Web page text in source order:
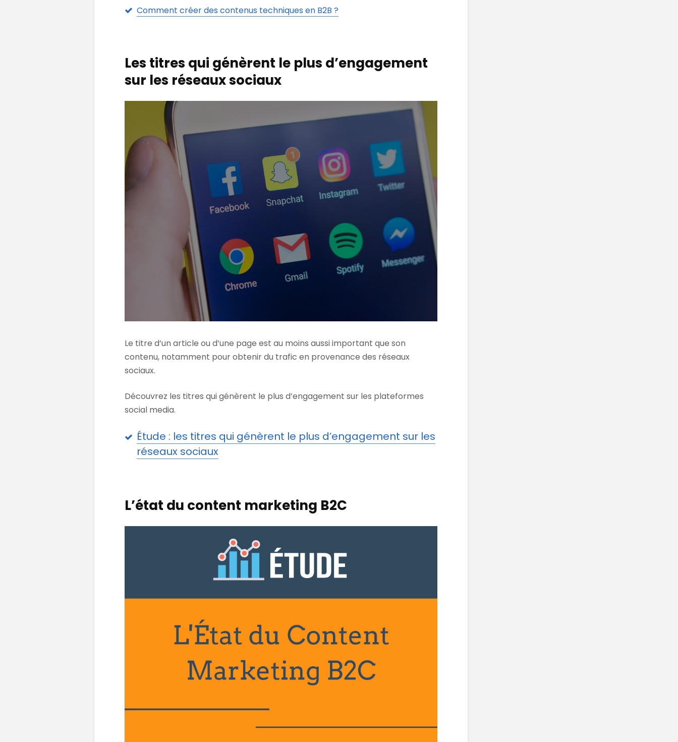
Comment créer des contenus techniques en B2B ?
Les titres qui génèrent le plus d’engagement
sur les réseaux sociaux
Le titre d’un article ou d’une page est au moins aussi important que son
contenu, notamment pour obtenir du trafic en provenance des réseaux
sociaux.
Découvrez les titres qui génèrent le plus d’engagement sur les plateformes
social media.
Étude : les titres qui génèrent le plus d’engagement sur les
réseaux sociaux
L’état du content marketing B2C